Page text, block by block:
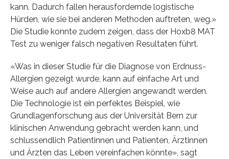
kann. Dadurch fallen herausfordernde logistische
Hürden, wie sie bei anderen Methoden auftreten, weg.»
Die Studie konnte zudem zeigen, dass der Hoxb8 MAT
Test zu weniger falsch negativen Resultaten führt.
«Was in dieser Studie für die Diagnose von Erdnuss-
Allergien gezeigt wurde, kann auf einfache Art und
Weise auch auf andere Allergien angewandt werden.
Die Technologie ist ein perfektes Beispiel, wie
Grundlagenforschung aus der Universität Bern zur
klinischen Anwendung gebracht werden kann, und
schlussendlich Patientinnen und Patienten, Ärztinnen
und Ärzten das Leben vereinfachen könnte», sagt